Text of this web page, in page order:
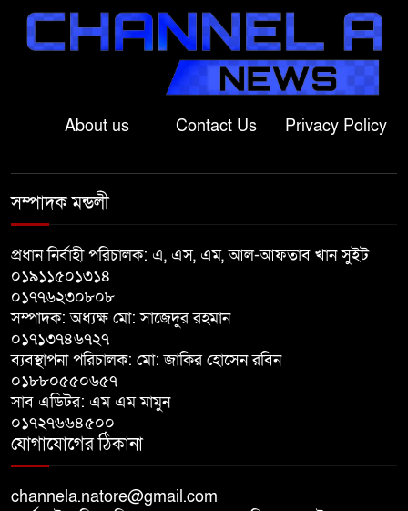
লালপুরে আড়াই কেজি গাঁজাসহ স্বামী-
স্ত্রীসহ তিন মাদক ব্যবসায়ী আটক
লালপুরে খালে গোসল করতে গিয়ে
পানিতে ডুবে শিশুর মৃত্যু
লালপুরে নিজ শয়নকক্ষ থেকে যুবকের
গুরুদাসপুরে গরুবাহী ভুটভুটির সঙ্গে
বাগাতিপাড়া থেকে বাকপ্রতিবন্ধী
নজরুল ১৪ দিন ধরে নিখোঁজ
About us Contact Us Privacy Policy
সম্পাদক মন্ডলী
প্রধান নির্বাহী পরিচালক: এ, এস, এম, আল-আফতাব খান সুইট
০১৯১১৫০১৩১৪
০১৭৭৬২৩০৮০৮
সম্পাদক: অধ্যক্ষ মো: সাজেদুর রহমান
০১৭১৩৭৪৬৭২৭
ব্যবস্থাপনা পরিচালক: মো: জাকির হোসেন রবিন
০১৮৮০৫৫০৬৫৭
সাব এডিটর: এম এম মামুন
০১৭২৭৬৬৪৫০০
যোগাযোগের ঠিকানা
channela.natore@gmail.com